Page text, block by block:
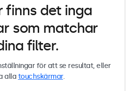
finns det inga
som matchar
filter.
för att se resultat, eller
alla touchskärmar.